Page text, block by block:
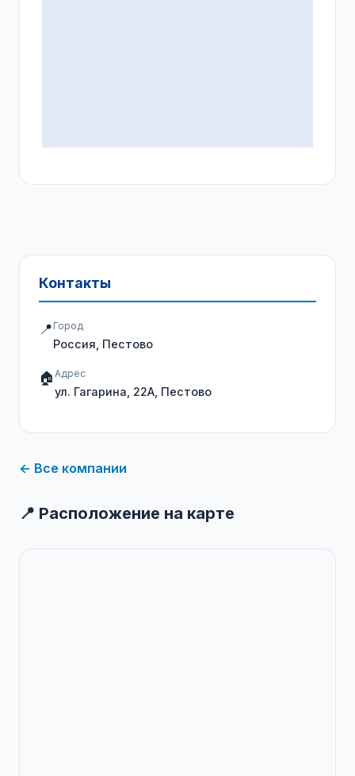
Контакты
📍 Город
Россия, Пестово
🏠 Адрес
ул. Гагарина, 22А, Пестово
← Все компании
📍 Расположение на карте